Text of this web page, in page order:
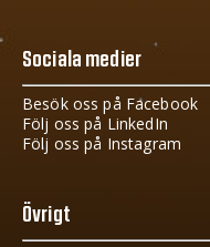
Sociala medier
Besök oss på Facebook
Följ oss på LinkedIn
Följ oss på Instagram
Övrigt